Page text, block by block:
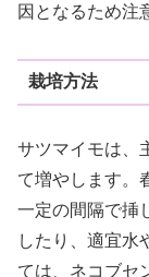
因となるため注
栽培方法
サツマイモは、
て増やします。
一定の間隔で挿
したり、適宜水
ては、ネコブセ